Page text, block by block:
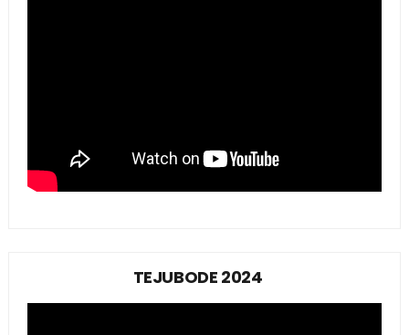
TEJUBODE 2024